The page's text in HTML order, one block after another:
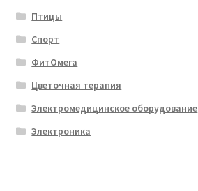
Птицы
Спорт
ФитОмега
Цветочная терапия
Электромедицинское оборудование
Электроника